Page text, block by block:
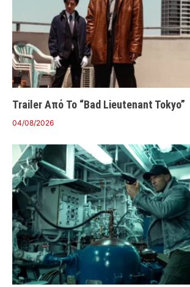
Trailer Από Το “Bad Lieutenant Tokyo”
04/08/2026